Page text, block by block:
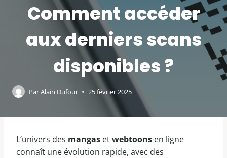
Comment accéder
aux derniers scans
disponibles ?
ParAlain Dufour 25 février 2025
L’univers des mangas etwebtoons en ligne
connaît une évolution rapide, avec des